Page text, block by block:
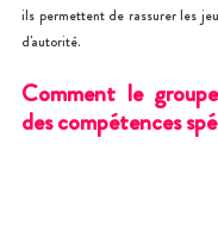
ils permettent de rassurer les
d'autorité.
Comment le
des compétences